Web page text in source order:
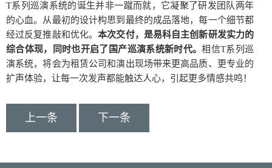
T系列巡演系统的诞生并非一蹴而就，它凝聚了研发团队两年
的心血。从最初的设计构思到最终的成品落地，每一个细节都
经过反复推敲和优化。本次交付，是易科自主创新研发实力的
综合体现，同时也开启了国产巡演系统新时代。相信T系列巡
演系统，将会为租赁公司和演出现场带来更高品质、更专业的
扩声体验，让每一次发声都能触达人心，引起更多情感共鸣！
上一条 下一条